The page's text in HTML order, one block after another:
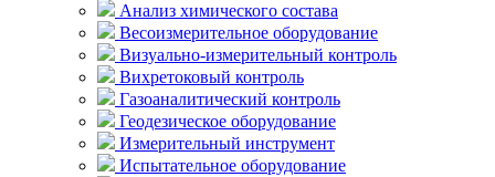
Анализ химического состава
Весоизмерительное оборудование
Визуально-измерительный контроль
Вихретоковый контроль
Газоаналитический контроль
Геодезическое оборудование
Измерительный инструмент
Испытательное оборудование